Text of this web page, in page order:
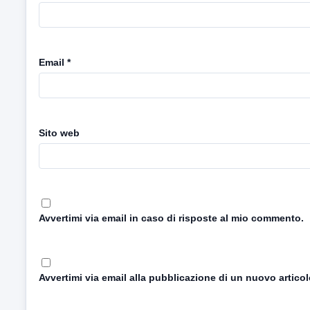
Email *
Sito web
Avvertimi via email in caso di risposte al mio commento.
Avvertimi via email alla pubblicazione di un nuovo